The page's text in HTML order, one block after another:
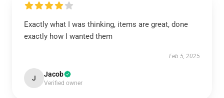
Exactly what I was thinking, items are great, done
exactly how I wanted them
Feb 5, 2025
J Jacob
Verified owner